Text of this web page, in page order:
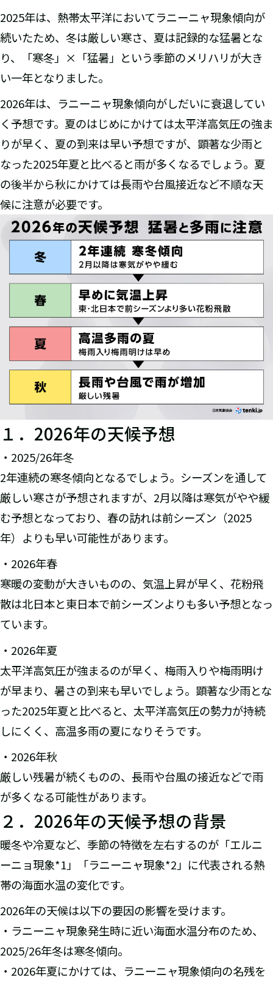
2025年は、熱帯太平洋においてラニーニャ現象傾向が
続いたため、冬は厳しい寒さ、夏は記録的な猛暑とな
り、「寒冬」×「猛暑」という季節のメリハリが大き
い一年となりました。
2026年は、ラニーニャ現象傾向がしだいに衰退してい
く予想です。夏のはじめにかけては太平洋高気圧の強ま
りが早く、夏の到来は早い予想ですが、顕著な少雨と
なった2025年夏と比べると雨が多くなるでしょう。夏
の後半から秋にかけては長雨や台風接近など不順な天
候に注意が必要です。
１．2026年の天候予想
・2025/26年冬
2年連続の寒冬傾向となるでしょう。シーズンを通して
厳しい寒さが予想されますが、2月以降は寒気がやや緩
む予想となっており、春の訪れは前シーズン（2025
年）よりも早い可能性があります。
・2026年春
寒暖の変動が大きいものの、気温上昇が早く、花粉飛
散は北日本と東日本で前シーズンよりも多い予想となっ
ています。
・2026年夏
太平洋高気圧が強まるのが早く、梅雨入りや梅雨明け
が早まり、暑さの到来も早いでしょう。顕著な少雨とな
った2025年夏と比べると、太平洋高気圧の勢力が持続
しにくく、高温多雨の夏になりそうです。
・2026年秋
厳しい残暑が続くものの、長雨や台風の接近などで雨
が多くなる可能性があります。
２．2026年の天候予想の背景
暖冬や冷夏など、季節の特徴を左右するのが「エルニ
ーニョ現象*1」「ラニーニャ現象*2」に代表される熱
帯の海面水温の変化です。
2026年の天候は以下の要因の影響を受けます。
・ラニーニャ現象発生時に近い海面水温分布のため、
2025/26年冬は寒冬傾向。
・2026年夏にかけては、ラニーニャ現象傾向の名残を